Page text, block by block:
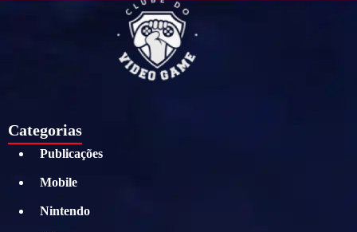
Categorias
Publicações
Mobile
Nintendo